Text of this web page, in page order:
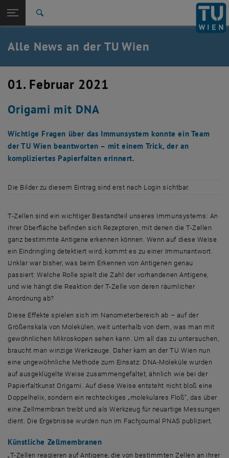
TU Login
Quicklinks
Quicklinks-Menü umschalten
Studium
Karriere
Zurück: Subseiten von TU Wien Startseite auflisten
Zurück zur letzten Ebene:
TU Wien Startseite
Übersicht
Alle News an der TU Wien
01. Februar 2021
Origami mit DNA
Wichtige Fragen über das Immunsystem konnte ein Team
der TU Wien beantworten – mit einem Trick, der an
kompliziertes Papierfalten erinnert.
Die Bilder zu diesem Eintrag sind erst nach Login sichtbar.
T-Zellen sind ein wichtiger Bestandteil unseres Immunsystems: An
ihrer Oberfläche befinden sich Rezeptoren, mit denen die T-Zellen
ganz bestimmte Antigene erkennen können. Wenn auf diese Weise
ein Eindringling detektiert wird, kommt es zu einer Immunantwort.
Unklar war bisher, was beim Erkennen von Antigenen genau
passiert: Welche Rolle spielt die Zahl der vorhandenen Antigene,
und wie hängt die Reaktion der T-Zelle von deren räumlicher
Anordnung ab?
Diese Effekte spielen sich im Nanometerbereich ab – auf der
Größenskala von Molekülen, weit unterhalb von dem, was man mit
gewöhnlichen Mikroskopen sehen kann. Um all das zu untersuchen,
braucht man winzige Werkzeuge. Daher kam an der TU Wien nun
eine ungewöhnliche Methode zum Einsatz: DNA-Moleküle wurden
auf ausgeklügelte Weise zusammengefaltet, ähnlich wie bei der
Papierfaltkunst Origami. Auf diese Weise entsteht nicht bloß eine
Doppelhelix, sondern ein rechteckiges „molekulares Floß“, das über
eine Zellmembran treibt und als Werkzeug für neuartige Messungen
dient. Die Ergebnisse wurden nun im Fachjournal PNAS publiziert.
Künstliche Zellmembranen
„T-Zellen reagieren auf Antigene, die von bestimmten Zellen an ihrer